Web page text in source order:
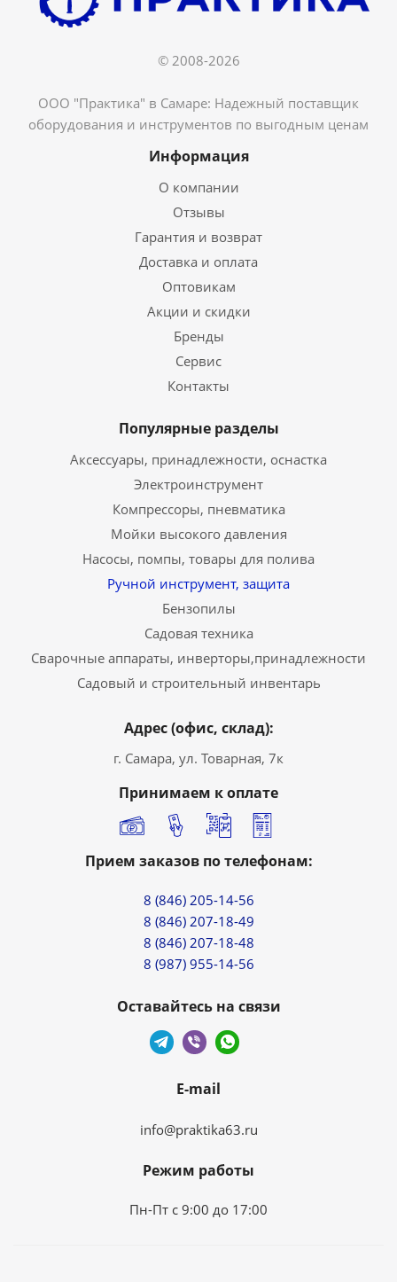
© 2008-2026
ООО "Практика" в Самаре: Надежный поставщик
оборудования и инструментов по выгодным ценам
Информация
О компании
Отзывы
Гарантия и возврат
Доставка и оплата
Оптовикам
Акции и скидки
Бренды
Сервис
Контакты
Популярные разделы
Аксессуары, принадлежности, оснастка
Электроинструмент
Компрессоры, пневматика
Мойки высокого давления
Насосы, помпы, товары для полива
Ручной инструмент, защита
Бензопилы
Садовая техника
Сварочные аппараты, инверторы,принадлежности
Садовый и строительный инвентарь
Адрес (офис, склад):
г. Самара, ул. Товарная, 7к
Принимаем к оплате
Прием заказов по телефонам:
8 (846) 205-14-56
8 (846) 207-18-49
8 (846) 207-18-48
8 (987) 955-14-56
Оставайтесь на связи
E-mail
info@praktika63.ru
Режим работы
Пн-Пт с 9:00 до 17:00